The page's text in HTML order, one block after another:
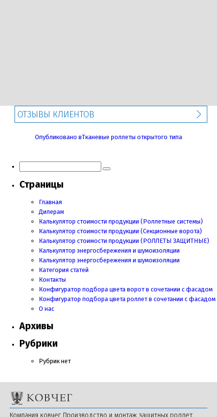
ОТЗЫВЫ КЛИЕНТОВ
НавигацияОпубликовано вТканевые роллеты открытого типа
Страницы
Главная
Дилерам
Калькулятор стоимости продукции (Роллетные системы)
Калькулятор стоимости продукции (Секционные ворота)
Калькулятор стоимости продукции (РОЛЛЕТЫ ЗАЩИТНЫЕ)
Калькулятор энергосбережения и шумоизоляции
Калькулятор энергосбережения и шумоизоляции
Категория статей
Контакты
Конфигуратор подбора цвета ворот в сочетании с фасадом
Конфигуратор подбора цвета роллет в сочетании с фасадом
О нас
Архивы
Рубрики
Рубрик нет